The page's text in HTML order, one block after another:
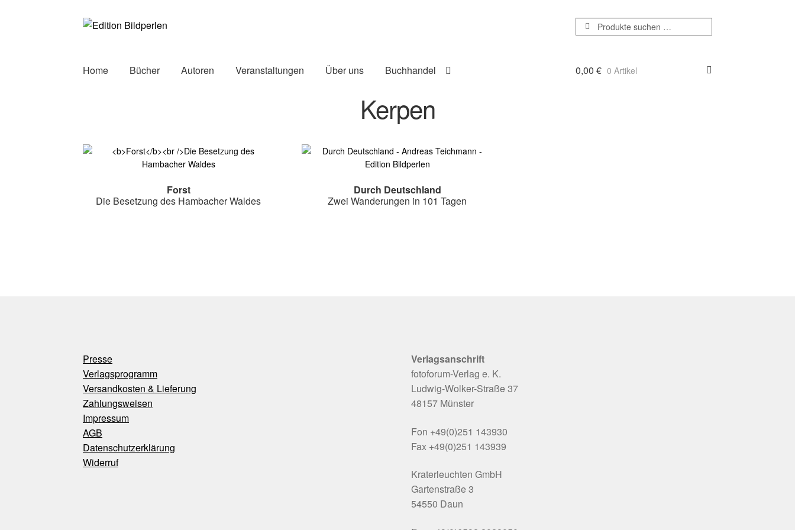
Zur
Zum
Suchen
nach:
Suchen
Home Bücher Autoren Veranstaltungen Über uns Buchhandel 0,00 € 0 Artikel
Kerpen
Forst
Die Besetzung des Hambacher Waldes
Durch Deutschland
Zwei Wanderungen in 101 Tagen
Presse
Verlagsprogramm
Versandkosten & Lieferung
Zahlungsweisen
Impressum
AGB
Datenschutzerklärung
Widerruf
Verlagsanschrift
fotoforum-Verlag e. K.
Ludwig-Wolker-Straße 37
48157 Münster
Fon +49(0)251 143930
Fax +49(0)251 143939
Kraterleuchten GmbH
Gartenstraße 3
54550 Daun